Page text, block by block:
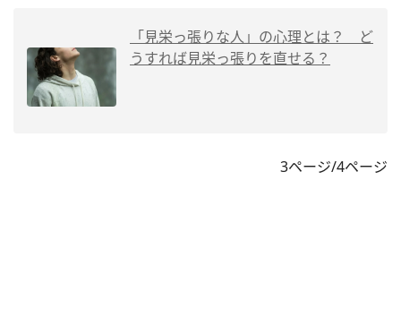
「見栄っ張りな人」の心理とは？ ど
うすれば見栄っ張りを直せる？
3ページ/4ページ